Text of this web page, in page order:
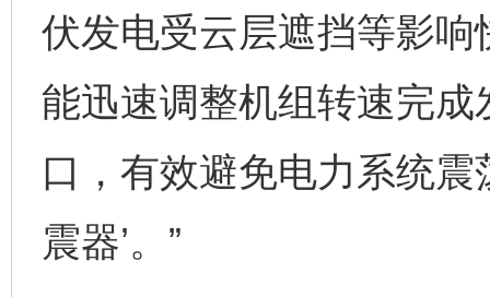
伏发电受云层遮挡等影
能迅速调整机组转速完成
口，有效避免电力系统震
震器’。”